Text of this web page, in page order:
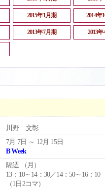
2015年1月期 2014年
2013年7月期 2013
川野 文彰
7月 7日 ～ 12月 15日
B Week
隔週 （ 月 ）
13：10～14：30／14：50～16：10
（1日2コマ）